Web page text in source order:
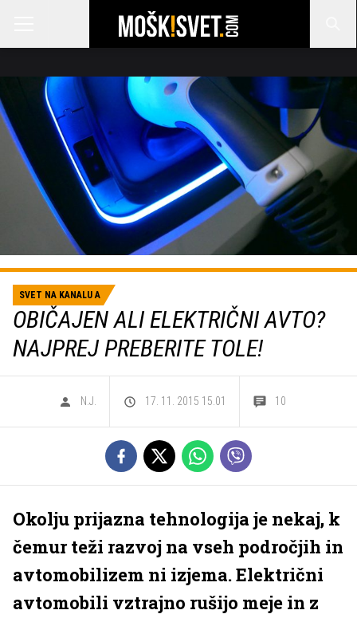
SVET NA KANALU A
OBIČAJEN ALI ELEKTRIČNI AVTO?
NAJPREJ PREBERITE TOLE!
N.J. 17. 11. 2015 15.01 10
Okolju prijazna tehnologija je nekaj, k
čemur teži razvoj na vseh področjih in
avtomobilizem ni izjema. Električni
avtomobili vztrajno rušijo meje in z